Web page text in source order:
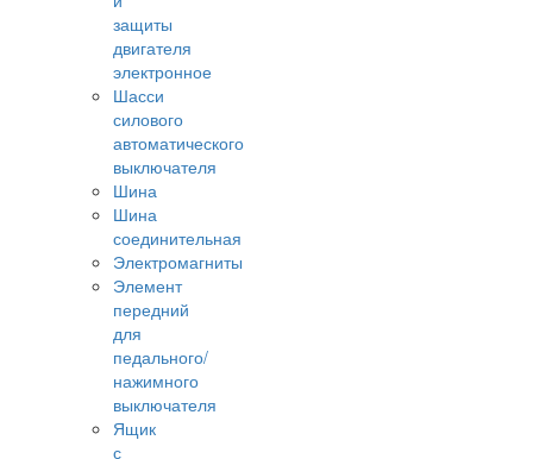
защиты
двигателя
электронное
Шасси
силового
автоматического
выключателя
Шина
Шина
соединительная
Электромагниты
Элемент
передний
для
педального/
нажимного
выключателя
Ящик
с